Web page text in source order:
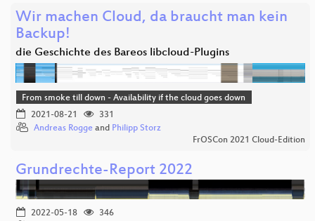
Wir machen Cloud, da braucht man kein
Backup!
die Geschichte des Bareos libcloud-Plugins
From smoke till down - Availability if the cloud goes down
2021-08-21
331
Andreas Rogge and Philipp Storz
FrOSCon 2021 Cloud-Edition
Grundrechte-Report 2022
2022-05-18
346